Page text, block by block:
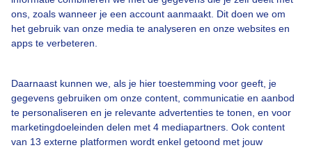
ons, zoals wanneer je een account aanmaakt. Dit doen we om
het gebruik van onze media te analyseren en onze websites en
apps te verbeteren.
Daarnaast kunnen we, als je hier toestemming voor geeft, je
gegevens gebruiken om onze content, communicatie en aanbod
te personaliseren en je relevante advertenties te tonen, en voor
marketingdoeleinden delen met 4 mediapartners. Ook content
van 13 externe platformen wordt enkel getoond met jouw
Een moment geduld aub...